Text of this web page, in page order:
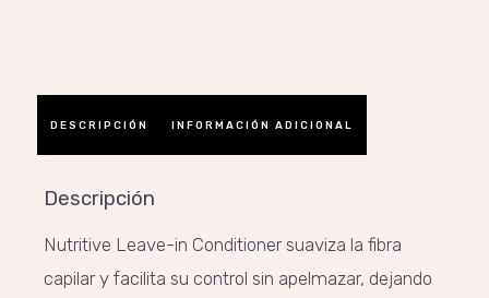
DESCRIPCIÓN INFORMACIÓN ADICIONAL
Descripción
Nutritive Leave-in Conditioner suaviza la fibra
capilar y facilita su control sin apelmazar, dejando